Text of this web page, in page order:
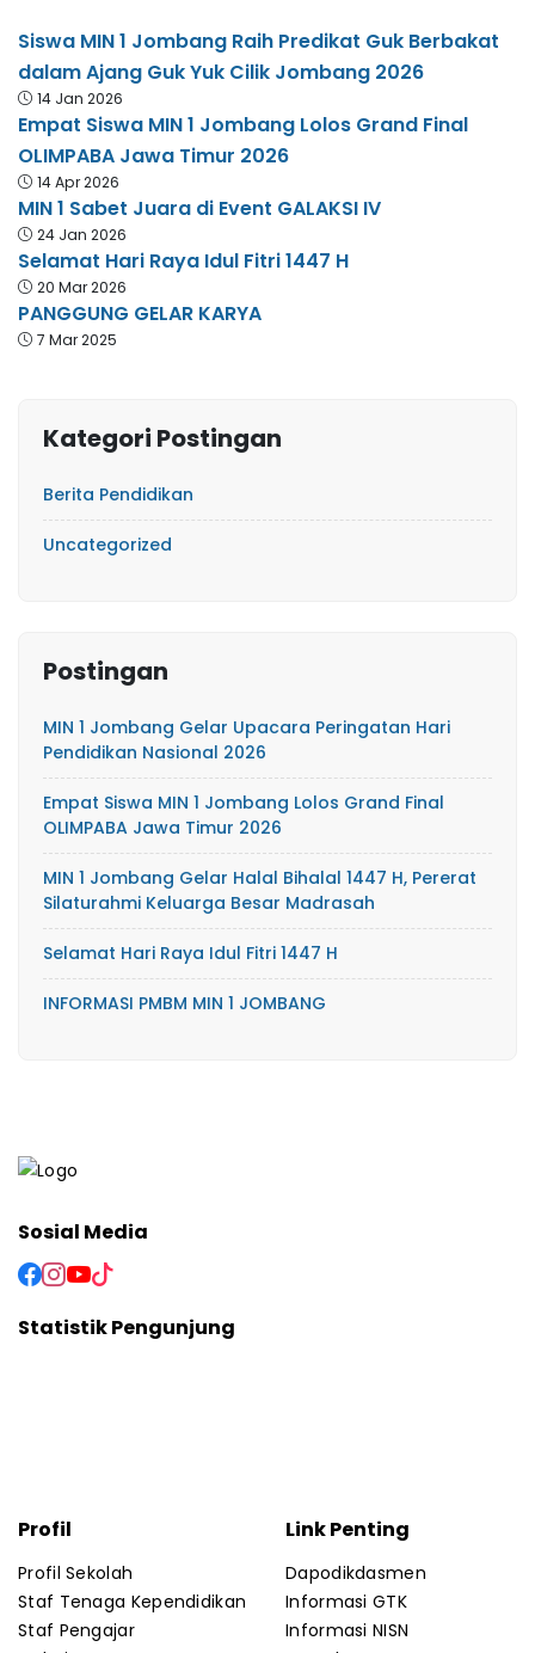
Siswa MIN 1 Jombang Raih Predikat Guk Berbakat
dalam Ajang Guk Yuk Cilik Jombang 2026
14 Jan 2026
Empat Siswa MIN 1 Jombang Lolos Grand Final
OLIMPABA Jawa Timur 2026
14 Apr 2026
MIN 1 Sabet Juara di Event GALAKSI IV
24 Jan 2026
Selamat Hari Raya Idul Fitri 1447 H
20 Mar 2026
PANGGUNG GELAR KARYA
7 Mar 2025
Kategori Postingan
Berita Pendidikan
Uncategorized
Postingan
MIN 1 Jombang Gelar Upacara Peringatan Hari
Pendidikan Nasional 2026
Empat Siswa MIN 1 Jombang Lolos Grand Final
OLIMPABA Jawa Timur 2026
MIN 1 Jombang Gelar Halal Bihalal 1447 H, Pererat
Silaturahmi Keluarga Besar Madrasah
Selamat Hari Raya Idul Fitri 1447 H
INFORMASI PMBM MIN 1 JOMBANG
Sosial Media
Statistik Pengunjung
Profil
Profil Sekolah
Staf Tenaga Kependidikan
Staf Pengajar
Link Penting
Dapodikdasmen
Informasi GTK
Informasi NISN